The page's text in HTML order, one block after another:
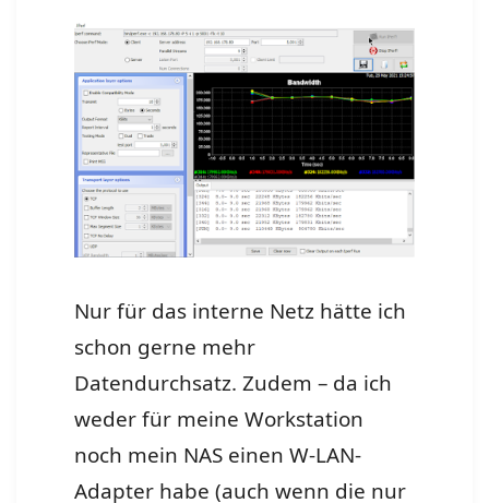
Nur für das interne Netz hätte ich
schon gerne mehr
Datendurchsatz. Zudem – da ich
weder für meine Workstation
noch mein NAS einen W-LAN-
Adapter habe (auch wenn die nur